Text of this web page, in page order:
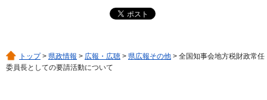
トップ> 県政情報 > 広報・広聴 > 県広報その他 > 全国知事会地方税財政常任
委員長としての要請活動について